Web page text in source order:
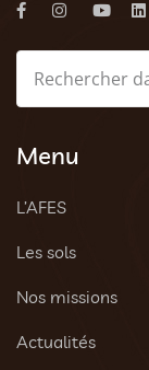
Menu
L’AFES
Les sols
Nos missions
Actualités